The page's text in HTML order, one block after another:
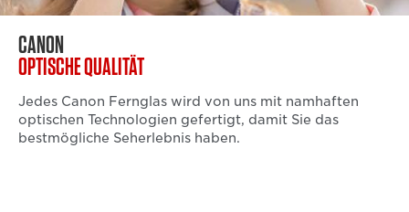
CANON
OPTISCHE QUALITÄT
Jedes Canon Fernglas wird von uns mit namhaften
optischen Technologien gefertigt, damit Sie das
bestmögliche Seherlebnis haben.